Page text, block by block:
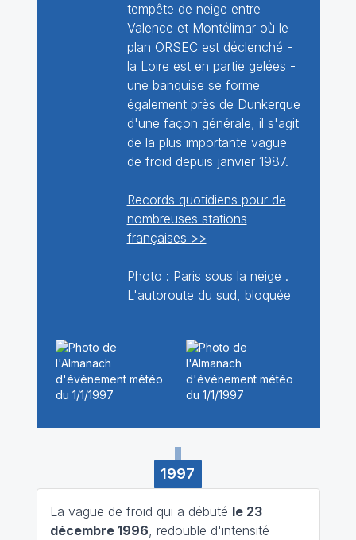
tempête de neige entre
Valence et Montélimar où le
plan ORSEC est déclenché -
la Loire est en partie gelées -
une banquise se forme
également près de Dunkerque
d'une façon générale, il s'agit
de la plus importante vague
de froid depuis janvier 1987.
Records quotidiens pour de
nombreuses stations
françaises >>
Photo : Paris sous la neige .
L'autoroute du sud, bloquée
1997
La vague de froid qui a débuté le 23
décembre 1996 , redouble d'intensité